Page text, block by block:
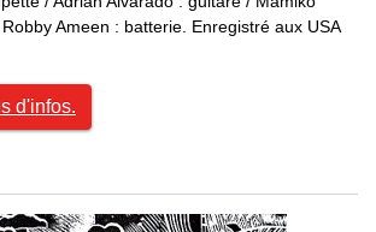
Ameen : batterie. Enregistré aux USA
d'infos.